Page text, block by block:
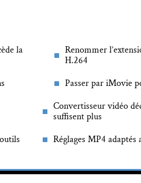
la
Renommer
H.264
Passer par iMovie
Convertisseur vidéo
suffisent plus
Réglages MP4 adaptés